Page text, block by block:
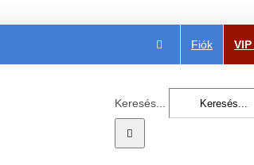
Fiók
Keresés...